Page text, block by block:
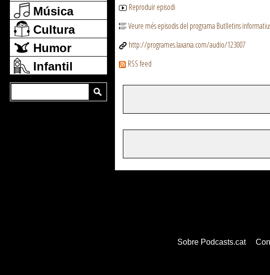
Música
Cultura
Humor
Infantil
Reproduir episodi
Veure més episodis del programa Butlletins
http://programes.laxarxa.com/audio/123007
RSS feed
Sobre Podcasts.cat